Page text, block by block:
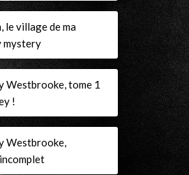
le village de ma
mystery
Westbrooke, tome 1
!
Westbrooke,